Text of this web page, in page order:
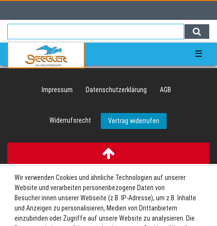
☰
Impressum Daten­schutz­erklärung AGB
Widerrufs­recht Vertrag widerrufen
Wir verwenden Cookies und ähnliche Technologien auf unserer
Website und verarbeiten personenbezogene Daten von
Besucher:innen unserer Webseite (z.B. IP-Adresse), um z.B. Inhalte
und Anzeigen zu personalisieren, Medien von Drittanbietern
einzubinden oder Zugriffe auf unsere Website zu analysieren. Die